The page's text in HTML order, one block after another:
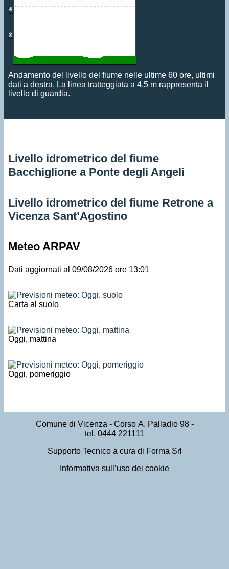
Andamento del livello del fiume nelle ultime 60 ore, ultimi
dati a destra. La linea tratteggiata a 4,5 m rappresenta il
livello di guardia.
Livello idrometrico del fiume
Bacchiglione a Ponte degli Angeli
Livello idrometrico del fiume Retrone a
Vicenza Sant’Agostino
Meteo ARPAV
Dati aggiornati al 09/08/2026 ore 13:01
Carta al suolo
Oggi, mattina
Oggi, pomeriggio
Comune di Vicenza - Corso A. Palladio 98 -
tel. 0444 221111
Supporto Tecnico a cura di Forma Srl
Informativa sull’uso dei cookie